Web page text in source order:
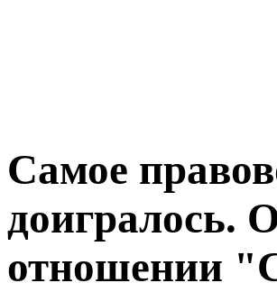
Самое
доигралось.
отношении